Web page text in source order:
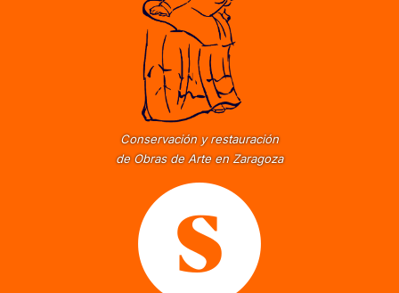
Conservación y restauración
de Obras de Arte en Zaragoza